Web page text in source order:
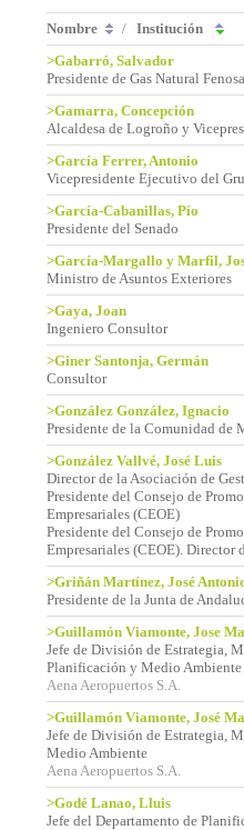
Nombre / Institución
>Gabarró, Salvador
Presidente de Gas Natural Fenosa
>Gamarra, Concepción
Alcaldesa de Logroño y
>García Ferrer, Antonio
Vicepresidente Ejecutivo del
>García-Cabanillas, Pío
Presidente del Senado
>García-Margallo y Marfil,
Ministro de Asuntos Exteriores
>Gaya, Joan
Ingeniero Consultor
>Giner Santonja, Germán
Consultor
>González González, Ignacio
Presidente de la Comunidad de
>González Vallvé, José Luis
Director de la Asociación de
Presidente del Consejo de
Empresariales (CEOE)
Presidente del Consejo de
Empresariales (CEOE). Director
>Griñán Martínez, José
Presidente de la Junta de
>Guillamón Viamonte, Jose
Jefe de División de Estrategia,
Planificación y Medio Ambiente
Aena Aeropuertos S.A.
>Guillamón Viamonte, José
Jefe de División de Estrategia,
Medio Ambiente
Aena Aeropuertos S.A.
>Godé Lanao, Lluis
Jefe del Departamento de